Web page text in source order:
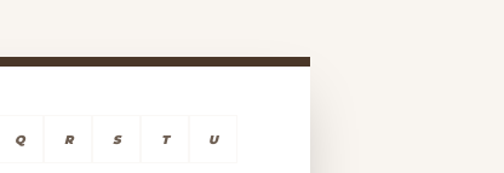
Q R S T U